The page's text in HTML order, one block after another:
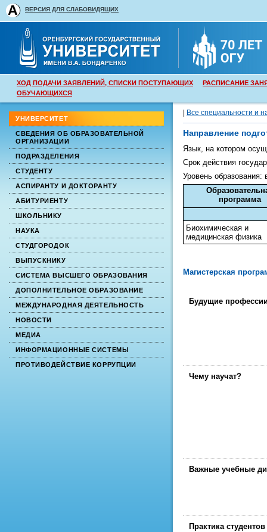
ВЕРСИЯ ДЛЯ СЛАБОВИДЯЩИХ
ХОД ПОДАЧИ ЗАЯВЛЕНИЙ, СПИСКИ ПОСТУПАЮЩИХ
РАСПИСАНИЕ
ОБУЧАЮЩИХСЯ
УНИВЕРСИТЕТ
СВЕДЕНИЯ ОБ ОБРАЗОВАТЕЛЬНОЙ
ОРГАНИЗАЦИИ
ПОДРАЗДЕЛЕНИЯ
СТУДЕНТУ
АСПИРАНТУ И ДОКТОРАНТУ
АБИТУРИЕНТУ
ШКОЛЬНИКУ
НАУКА
СТУДГОРОДОК
ВЫПУСКНИКУ
СИСТЕМА ВЫСШЕГО ОБРАЗОВАНИЯ
ДОПОЛНИТЕЛЬНОЕ ОБРАЗОВАНИЕ
МЕЖДУНАРОДНАЯ ДЕЯТЕЛЬНОСТЬ
НОВОСТИ
МЕДИА
ИНФОРМАЦИОННЫЕ СИСТЕМЫ
ПРОТИВОДЕЙСТВИЕ КОРРУПЦИИ
Все специальности и
Направление
Язык, на котором
Срок действия
Уровень образования:
программа
Биохимическая и
медицинская физика
Магистерская
Будущие
Чему научат?
Важные учебные
Практика студентов